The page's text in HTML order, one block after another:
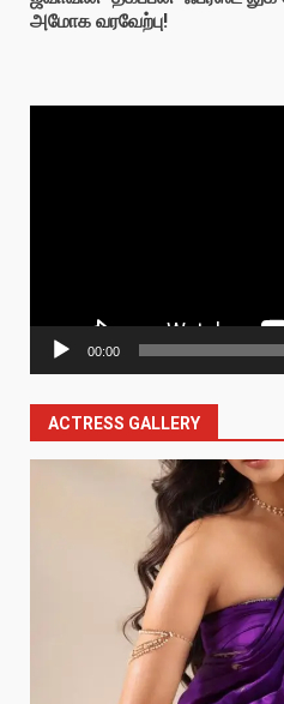
அமோக வரவேற்பு!
00:00
ACTRESS GALLERY